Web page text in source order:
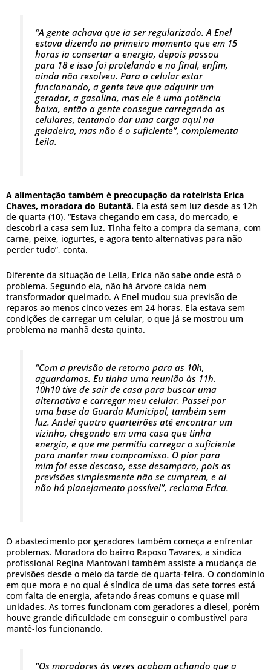
“A gente achava que ia ser regularizado. A Enel
estava dizendo no primeiro momento que em 15
horas ia consertar a energia, depois passou
para 18 e isso foi protelando e no final, enfim,
ainda não resolveu. Para o celular estar
funcionando, a gente teve que adquirir um
gerador, a gasolina, mas ele é uma potência
baixa, então a gente consegue carregando os
celulares, tentando dar uma carga aqui na
geladeira, mas não é o suficiente”, complementa
Leila.
A alimentação também é preocupação da roteirista Erica
Chaves, moradora do Butantã. Ela está sem luz desde as 12h
de quarta (10). “Estava chegando em casa, do mercado, e
descobri a casa sem luz. Tinha feito a compra da semana, com
carne, peixe, iogurtes, e agora tento alternativas para não
perder tudo”, conta.
Diferente da situação de Leila, Erica não sabe onde está o
problema. Segundo ela, não há árvore caída nem
transformador queimado. A Enel mudou sua previsão de
reparos ao menos cinco vezes em 24 horas. Ela estava sem
condições de carregar um celular, o que já se mostrou um
problema na manhã desta quinta.
“Com a previsão de retorno para as 10h,
aguardamos. Eu tinha uma reunião às 11h.
10h10 tive de sair de casa para buscar uma
alternativa e carregar meu celular. Passei por
uma base da Guarda Municipal, também sem
luz. Andei quatro quarteirões até encontrar um
vizinho, chegando em uma casa que tinha
energia, e que me permitiu carregar o suficiente
para manter meu compromisso. O pior para
mim foi esse descaso, esse desamparo, pois as
previsões simplesmente não se cumprem, e aí
não há planejamento possível”, reclama Erica.
O abastecimento por geradores também começa a enfrentar
problemas. Moradora do bairro Raposo Tavares, a síndica
profissional Regina Mantovani também assiste a mudança de
previsões desde o meio da tarde de quarta-feira. O condomínio
em que mora e no qual é síndica de uma das sete torres está
com falta de energia, afetando áreas comuns e quase mil
unidades. As torres funcionam com geradores a diesel, porém
houve grande dificuldade em conseguir o combustível para
mantê-los funcionando.
“Os moradores às vezes acabam achando que a